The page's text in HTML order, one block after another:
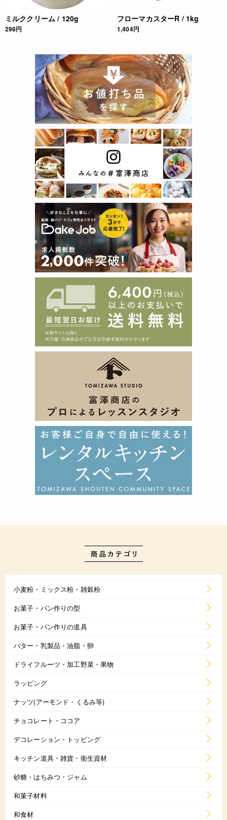
ミルククリーム / 120g
298円
フローマカスターR / 1kg
1,404円
小麦粉・ミックス粉・雑穀粉
お菓子・パン作りの型
お菓子・パン作りの道具
バター・乳製品・油脂・卵
ドライフルーツ・加工野菜・果物
ラッピング
ナッツ(アーモンド・くるみ等)
チョコレート・ココア
デコレーション・トッピング
キッチン道具・雑貨・衛生資材
砂糖・はちみつ・ジャム
和菓子材料
和食材